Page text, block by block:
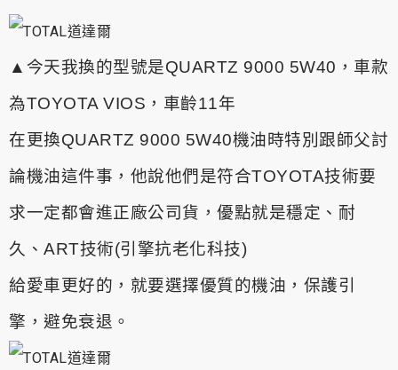
▲ 今天我換的型號是QUARTZ 9000 5W40，車款
為TOYOTA VIOS，車齡11年
在更換QUARTZ 9000 5W40機油時特別跟師父討
論機油這件事，他說他們是符合TOYOTA技術要
求一定都會進正廠公司貨，優點就是穩定、耐
久、ART技術(引擎抗老化科技)
給愛車更好的，就要選擇優質的機油，保護引
擎，避免衰退。